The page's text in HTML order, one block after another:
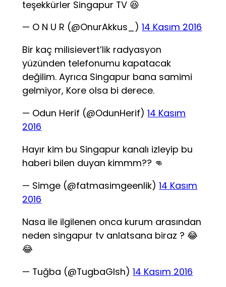
teşekkürler Singapur TV 😆
— O N U R (@OnurAkkus_)14 Kasım 2016
Bir kaç milisievert’lik radyasyon
yüzünden telefonumu kapatacak
değilim. Ayrıca Singapur bana samimi
gelmiyor, Kore olsa bi derece.
— Odun Herif (@OdunHerif)14 Kasım
2016
Hayır kim bu Singapur kanalı izleyip bu
haberi bilen duyan kimmm?? 👊
— Simge (@fatmasimgeenlik)14 Kasım
2016
Nasa ile ilgilenen onca kurum arasından
neden singapur tv anlatsana biraz ? 😂
😂
— Tuğba (@TugbaGlsh)14 Kasım 2016